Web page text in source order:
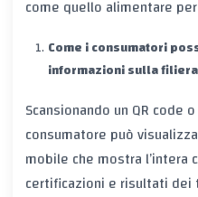
come quello alimentare
Come i consumatori
informazioni sulla
Scansionando un QR code
consumatore può
mobile che mostra l’intera
certificazioni e risultati dei